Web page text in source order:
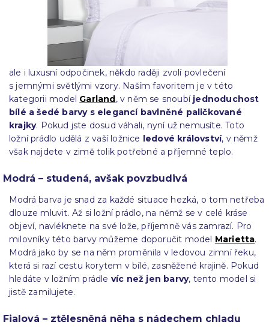
ale i luxusní odpočinek, někdo raději zvolí povlečení
s jemnými světlými vzory. Naším favoritem je v této
kategorii model Garland , v něm se snoubí jednoduchost
bílé a šedé barvy s elegancí bavlněné paličkované
krajky. Pokud jste dosud váhali, nyní už nemusíte. Toto
ložní prádlo udělá z vaší ložnice
ledové království, v němž
však najdete v zimě tolik potřebné a příjemné teplo.
Modrá – studená, avšak povzbudivá
Modrá barva je snad za každé situace hezká, o tom netřeba
dlouze mluvit. Až si ložní prádlo, na němž se v celé kráse
objeví, navléknete na své lože, příjemně vás zamrazí. Pro
milovníky této barvy můžeme doporučit model Marietta.
Modrá jako by se na něm proměnila v ledovou zimní řeku,
která si razí cestu korytem v bílé, zasněžené krajině. Pokud
hledáte v ložním prádle víc než jen barvy, tento model si
jistě zamilujete.
Fialová – ztělesněná něha s nádechem chladu